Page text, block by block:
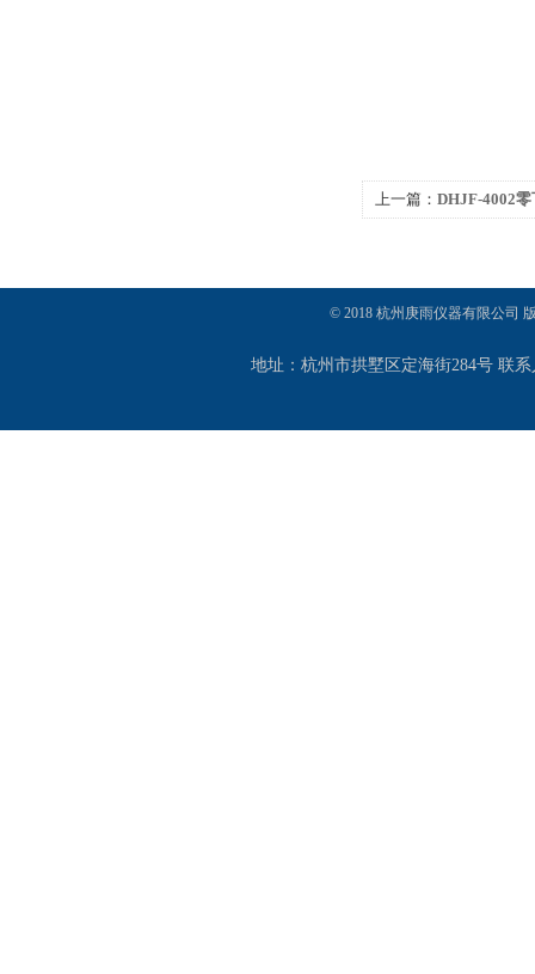
上一篇： DHJF-4002
© 2018 杭州庚雨仪器有限公司
地址：杭州市拱墅区定海街284号 联